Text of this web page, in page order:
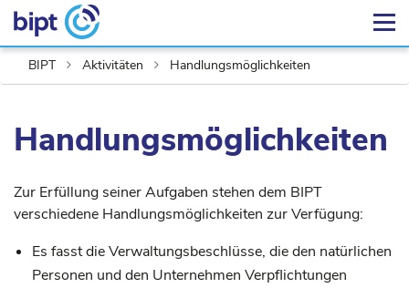
BIPT Aktivitäten Handlungsmöglichkeiten
Handlungsmöglichkeiten
Zur Erfüllung seiner Aufgaben stehen dem BIPT
verschiedene Handlungsmöglichkeiten zur Verfügung:
Es fasst die Verwaltungsbeschlüsse, die den natürlichen
Personen und den Unternehmen Verpflichtungen